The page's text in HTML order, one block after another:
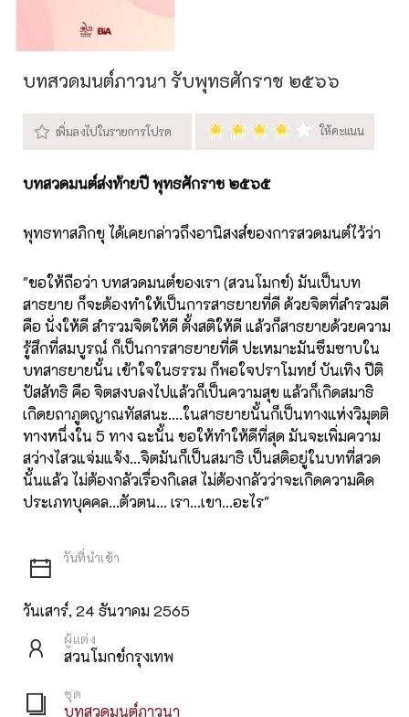
บทสวดมนต์ภาวนา รับพุทธศักราช ๒๕๖๖
บทสวดมนต์ส่งท้ายปี พุทธศักราช ๒๕๖๕
พุทธทาสภิกขุ ได้เคยกล่าวถึงอานิสงส์ของการสวดมนต์ไว้ว่า
"ขอให้ถือว่า บทสวดมนต์ของเรา (สวนโมกข์) มันเป็นบท
สาธยาย ก็จะต้องทำให้เป็นการสาธยายที่ดี ด้วยจิตที่สำรวมดี
คือ นั่งให้ดี สำรวมจิตให้ดี ตั้งสติให้ดี แล้วก็สาธยายด้วยความ
รู้สึกที่สมบูรณ์ ก็เป็นการสาธยายที่ดีปะเหมาะมันซึมซาบใน
บทสาธยายนั้น เข้าใจในธรรม ก็พอใจปราโมทย์ บันเทิง ปีติ
ปัสสัทธิ คือ จิตสงบลงไปแล้วก็เป็นความสุข แล้วก็เกิดสมาธิ
เกิดยถาภูตญาณทัสสนะ....ในสาธยายนั้นก็เป็นทางแห่งวิมุตติ
ทางหนึ่งใน 5 ทาง ฉะนั้น ขอให้ทำให้ดีที่สุด มันจะเพิ่มความ
สว่างไสวแจ่มแจ้ง...จิตมันก็เป็นสมาธิ เป็นสติอยู่ในบทที่สวด
นั้นแล้ว ไม่ต้องกลัวเรื่องกิเลส ไม่ต้องกลัวว่าจะเกิดความคิด
ประเภทบุคคล...ตัวตน... เรา...เขา...อะไร"
วันเสาร์, 24 ธันวาคม 2565
ผู้แต่ง
สวนโมกข์กรุงเทพ
ชุด
บทสวดมนต์ภาวนา